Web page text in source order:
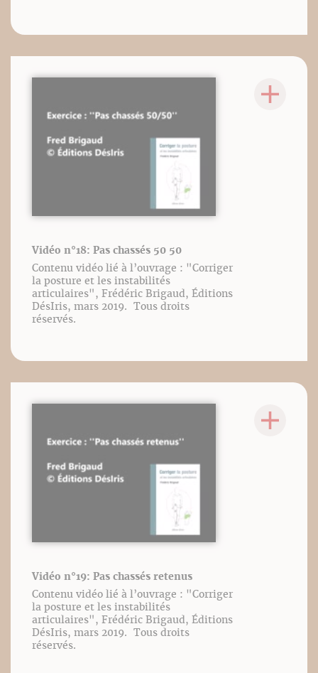
Vidéo n°18: Pas chassés 50 50
Contenu vidéo lié à l’ouvrage : "Corriger
la posture et les instabilités
articulaires", Frédéric Brigaud, Éditions
DésIris, mars 2019. Tous droits
réservés.
Vidéo n°19: Pas chassés retenus
Contenu vidéo lié à l’ouvrage : "Corriger
la posture et les instabilités
articulaires", Frédéric Brigaud, Éditions
DésIris, mars 2019. Tous droits
réservés.